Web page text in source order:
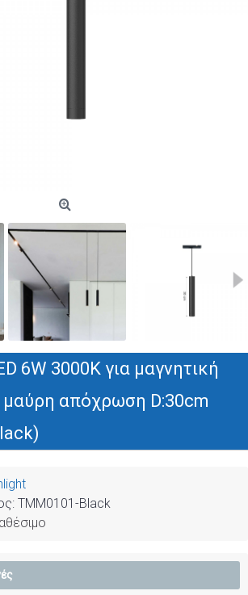
6W 3000K για μαγνητική
απόχρωση D:30cm
TMM0101-Black